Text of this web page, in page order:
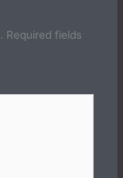
Required fields